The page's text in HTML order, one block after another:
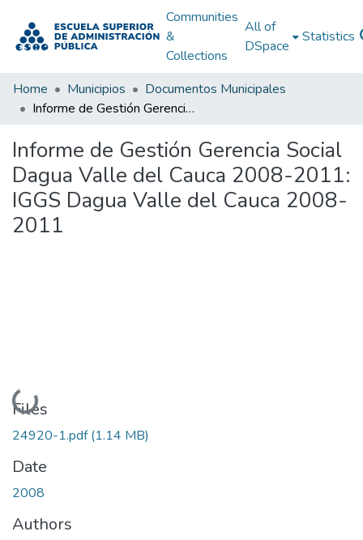
Communities
&
Collections
All of
DSpace
Statistics
Home Municipios
Documentos Municipales
Informe de Gestión Gerencia Social Dagua Valle del Cauca 2008-2011: IGGS Dagua Valle del Cauca 2008-2011
Informe de Gestión Gerencia Social
Dagua Valle del Cauca 2008-2011:
IGGS Dagua Valle del Cauca 2008-
2011
Loading...
Files
24920-1.pdf(1.14 MB)
Date
2008
Authors